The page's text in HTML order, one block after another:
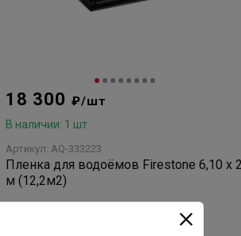
18 300 ₽/шт
В наличии: 1 шт
Артикул: AQ-333223
Пленка для водоёмов Firestone 6,10 х 2
м (12,2м2)